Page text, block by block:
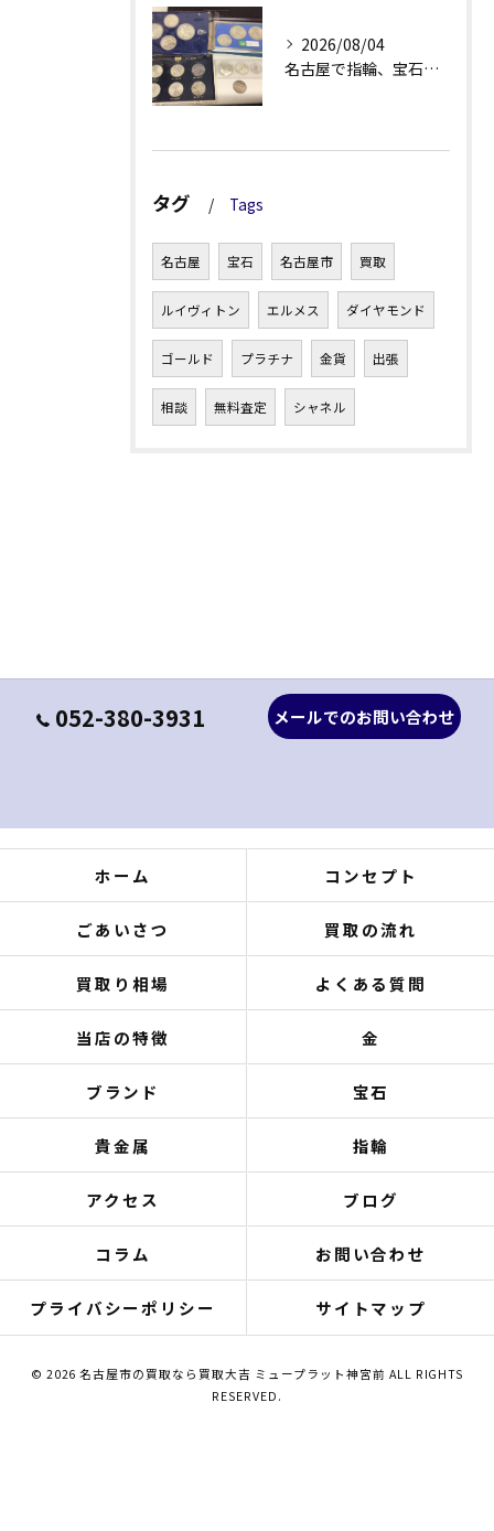
2026/08/04
名古屋で指輪、宝石買取なら当店で！！。
タグ Tags
名古屋 宝石 名古屋市 買取
ルイヴィトン エルメス ダイヤモンド
ゴールド プラチナ 金貨 出張
相談 無料査定 シャネル
052-380-3931 メールでのお問い合わせ
ホーム コンセプト
ごあいさつ 買取の流れ
買取り相場 よくある質問
当店の特徴 金
ブランド 宝石
貴金属 指輪
アクセス ブログ
コラム お問い合わせ
プライバシーポリシー サイトマップ
© 2026 名古屋市の買取なら買取大吉 ミュープラット神宮前 ALL RIGHTS
RESERVED.